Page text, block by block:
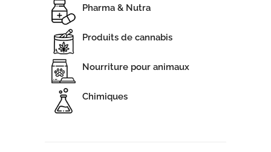
Pharma & Nutra
Produits de cannabis
Nourriture pour animaux
Chimiques